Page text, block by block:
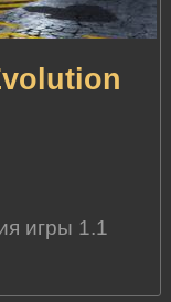
игры 1.1